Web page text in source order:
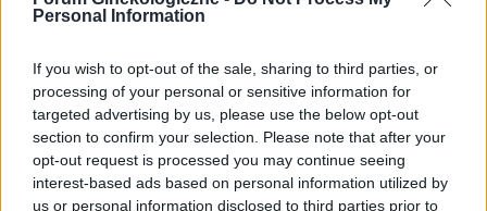
Personal Information
If you wish to opt-out of the sale, sharing to third parties, or
processing of your personal or sensitive information for
targeted advertising by us, please use the below opt-out
section to confirm your selection. Please note that after your
opt-out request is processed you may continue seeing
interest-based ads based on personal information utilized by
us or personal information disclosed to third parties prior to
gość